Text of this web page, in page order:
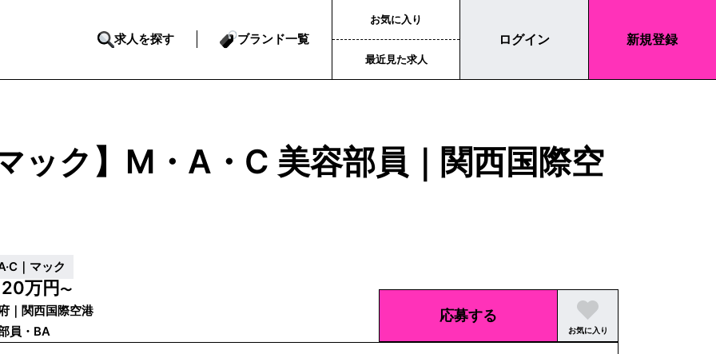
求人を探す ブランド一覧
お気に入り
最近見た求人
ログイン 新規登録
ック】M・A・C 美容部員｜関西国際空
｜マック
20万円〜
｜関西国際空港
員・BA
応募する
お気に入り